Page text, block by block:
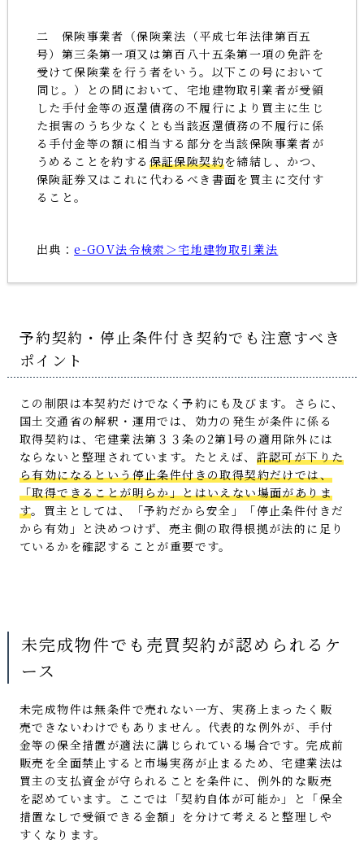
二 保険事業者（保険業法（平成七年法律第百五
号）第三条第一項又は第百八十五条第一項の免許を
受けて保険業を行う者をいう。以下この号において
同じ。）との間において、宅地建物取引業者が受領
した手付金等の返還債務の不履行により買主に生じ
た損害のうち少なくとも当該返還債務の不履行に係
る手付金等の額に相当する部分を当該保険事業者が
うめることを約する 保証保険契約を締結し、かつ、
保険証券又はこれに代わるべき書面を買主に交付す
ること。
出典：e-GOV法令検索＞宅地建物取引業法
予約契約・停止条件付き契約でも注意すべき
ポイント
この制限は本契約だけでなく予約にも及びます。さらに、
国土交通省の解釈・運用では、効力の発生が条件に係る
取得契約は、宅建業法第３３条の2第1号の適用除外には
ならないと整理されています。たとえば、 許認可が下りた
ら有効になるという停止条件付きの取得契約だけでは、
「取得できることが明らか」とはいえない場面がありま
す。買主としては、「予約だから安全」「停止条件付きだ
から有効」と決めつけず、売主側の取得根拠が法的に足り
ているかを確認することが重要です。
未完成物件でも売買契約が認められるケ
ース
未完成物件は無条件で売れない一方、実務上まったく販
売できないわけでもありません。代表的な例外が、手付
金等の保全措置が適法に講じられている場合です。完成前
販売を全面禁止すると市場実務が止まるため、宅建業法は
買主の支払資金が守られることを条件に、例外的な販売
を認めています。ここでは「契約自体が可能か」と「保全
措置なしで受領できる金額」を分けて考えると整理しや
すくなります。